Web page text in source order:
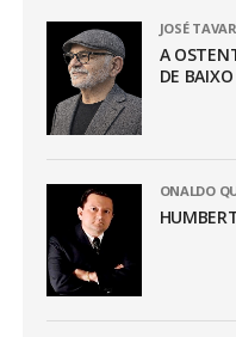
JOSÉ
A
DE BAIXO
ONALDO